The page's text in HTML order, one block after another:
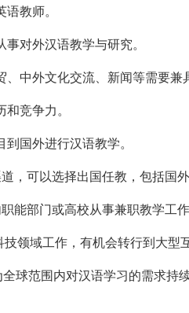
教师。
对外汉语教学与研究。
中外文化交流、新闻等需要兼
竞争力。
国外进行汉语教学。
，可以选择出国任教，包括国
能部门或高校从事兼职教学工作
领域工作，有机会转行到大型
球范围内对汉语学习的需求